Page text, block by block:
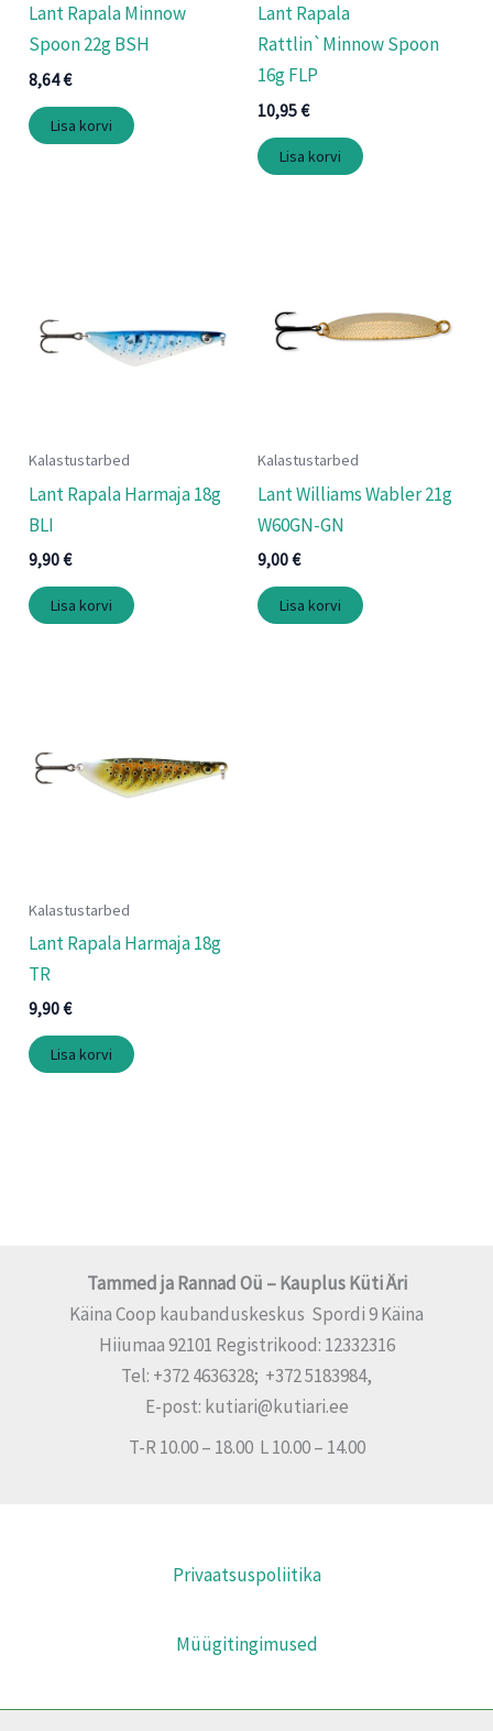
Lant Rapala Minnow
Spoon 22g BSH
8,64€
Lisa korvi
Lant Rapala
Rattlin`Minnow Spoon
16g FLP
10,95€
Lisa korvi
Kalastustarbed
Lant Rapala Harmaja 18g
BLI
9,90€
Lisa korvi
Kalastustarbed
Lant Williams Wabler 21g
W60GN-GN
9,00€
Lisa korvi
Kalastustarbed
Lant Rapala Harmaja 18g
TR
9,90€
Lisa korvi
Tammed ja Rannad Oü – Kauplus Küti Äri
Käina Coop kaubanduskeskus Spordi 9 Käina
Hiiumaa 92101 Registrikood: 12332316
Tel: +372 4636328; +372 5183984,
E-post: kutiari@kutiari.ee
T-R 10.00 – 18.00 L 10.00 – 14.00
Privaatsuspoliitika
Müügitingimused